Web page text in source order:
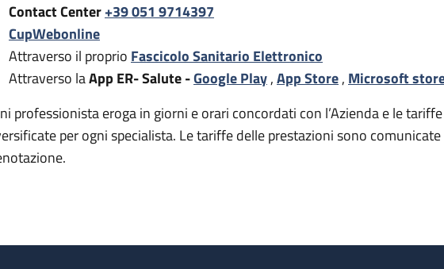
Contact Center+39 051 9714397
CupWebonline
Attraverso il proprio Fascicolo Sanitario Elettronico
Attraverso laApp ER- Salute -Google Play,App Store, Microsoft
professionista eroga in giorni e orari concordati con l’Azienda e le
per ogni specialista. Le tariffe delle prestazioni sono